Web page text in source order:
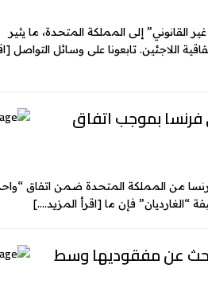
بجريمة “الوصول غير القانوني” إلى المملكة المتحدة، ما يثير
اللاجئين. تابعونا على وسائل التواصل
فرنسا بموجب اتفاق
التنفيذ، تم إرجاع 1.087 مهاجراً إلى فرنسا من المملكة المتحدة ضمن اتفاق
[اقرأ المزيد….]
عن مفقوديها وسط